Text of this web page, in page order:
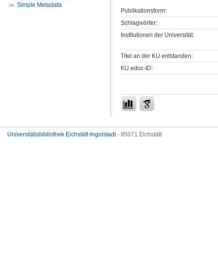
Simple Metadata
Publikationsform:
Schlagwörter:
Institutionen der Universität:
Titel an der KU entstanden:
KU.edoc-ID:
Universitätsbibliothek Eichstätt-Ingolstadt- 85071 Eichstätt